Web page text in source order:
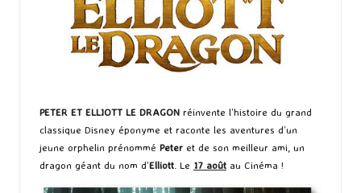
PETER ET ELLIOTT LE DRAGON réinvente l’histoire du grand
classique Disney éponyme et raconte les aventures d’un
jeune orphelin prénommé Peter et de son meilleur ami, un
dragon géant du nom d’Elliott . Le 17 août au Cinéma !